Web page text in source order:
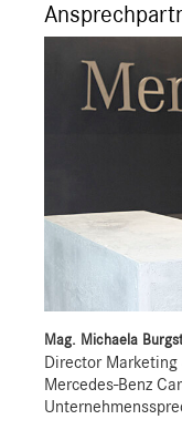
Mag. Michaela
Director
Mercedes-Benz